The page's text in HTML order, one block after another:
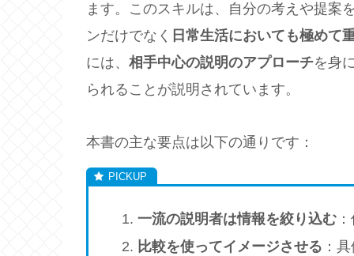
ます。このスキルは、自分の考えや提案
ンだけでなく 日常生活においても極めて
には、 相手中心の説明のアプローチを身
られることが説明されています。
本書の主な要点は以下の通りです：
一流の説明者は情報を絞り込む：
比較を使ってイメージさせる ：